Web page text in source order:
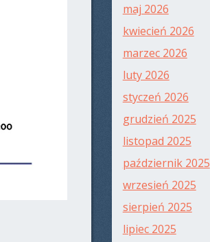
maj 2026
kwiecień 2026
marzec 2026
luty 2026
styczeń 2026
grudzień 2025
listopad 2025
październik 2025
wrzesień 2025
sierpień 2025
lipiec 2025